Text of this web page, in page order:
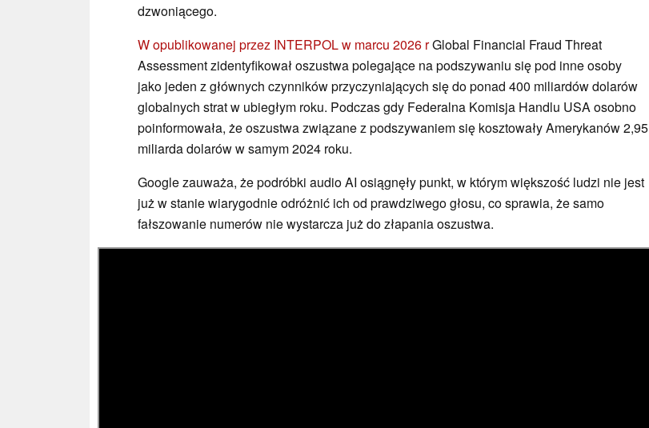
dzwoniącego.
W opublikowanej przez INTERPOL w marcu 2026 rGlobal Financial Fraud Threat
Assessment zidentyfikował oszustwa polegające na podszywaniu się pod inne osoby
jako jeden z głównych czynników przyczyniających się do ponad 400 miliardów dolarów
globalnych strat w ubiegłym roku. Podczas gdy Federalna Komisja Handlu USA osobno
poinformowała, że oszustwa związane z podszywaniem się kosztowały Amerykanów 2,95
miliarda dolarów w samym 2024 roku.
Google zauważa, że podróbki audio AI osiągnęły punkt, w którym większość ludzi nie jest
już w stanie wiarygodnie odróżnić ich od prawdziwego głosu, co sprawia, że samo
fałszowanie numerów nie wystarcza już do złapania oszustwa.